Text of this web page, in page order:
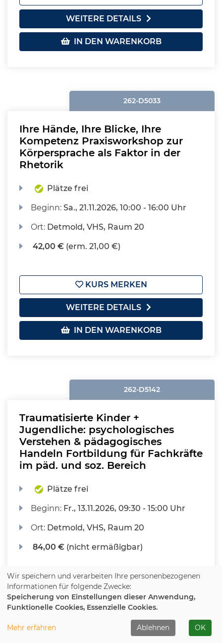
WEITERE DETAILS
IN DEN WARENKORB
262-D5033
Ihre Hände, Ihre Blicke, Ihre
Kompetenz Praxisworkshop zur
Körpersprache als Faktor in der
Rhetorik
Plätze frei
Beginn:Sa., 21.11.2026, 10:00 - 16:00 Uhr
Ort: Detmold, VHS, Raum 20
42,00 € (erm. 21,00 €)
KURS MERKEN
WEITERE DETAILS
IN DEN WARENKORB
262-D5142
Traumatisierte Kinder +
Jugendliche: psychologisches
Verstehen & pädagogisches
Handeln Fortbildung für Fachkräfte
im päd. und soz. Bereich
Plätze frei
Beginn: Fr., 13.11.2026, 09:30 - 15:00 Uhr
Ort: Detmold, VHS, Raum 20
84,00 € (nicht ermäßigbar)
KURS MERKEN
WEITERE DETAILS
IN DEN WARENKORB
Wir speichern und verarbeiten Ihre personenbezogenen
Informationen für folgende Zwecke:
Speicherung von Einstellungen dieser Anwendung,
Funktionelle Cookies, Essenzielle Cookies.
Mehr erfahren Ablehnen OK